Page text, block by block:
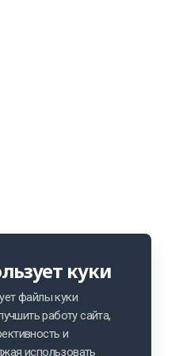
куки
файлы куки
работу сайта,
и
использовать